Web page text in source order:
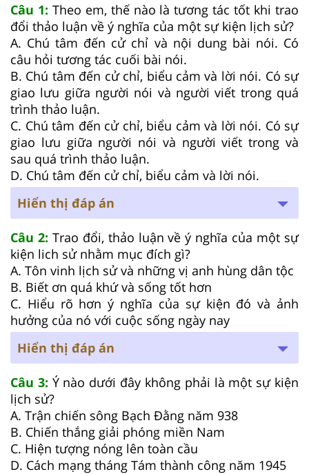
Câu 1: Theo em, thế nào là tương tác tốt khi trao
đổi thảo luận về ý nghĩa của một sự kiện lịch sử?
A. Chú tâm đến cử chỉ và nội dung bài nói. Có
câu hỏi tương tác cuối bài nói.
B. Chú tâm đến cử chỉ, biểu cảm và lời nói. Có sự
giao lưu giữa người nói và người viết trong quá
trình thảo luận.
C. Chú tâm đến cử chỉ, biểu cảm và lời nói. Có sự
giao lưu giữa người nói và người viết trong và
sau quá trình thảo luận.
D. Chú tâm đến cử chỉ, biểu cảm và lời nói.
Hiển thị đáp án
Câu 2: Trao đổi, thảo luận về ý nghĩa của một sự
kiện lich sử nhằm mục đích gì?
A. Tôn vinh lịch sử và những vị anh hùng dân tộc
B. Biết ơn quá khứ và sống tốt hơn
C. Hiểu rõ hơn ý nghĩa của sự kiện đó và ảnh
hưởng của nó với cuộc sống ngày nay
Hiển thị đáp án
Câu 3: Ý nào dưới đây không phải là một sự kiện
lịch sử?
A. Trận chiến sông Bạch Đằng năm 938
B. Chiến thắng giải phóng miền Nam
C. Hiện tượng nóng lên toàn cầu
D. Cách mạng tháng Tám thành công năm 1945